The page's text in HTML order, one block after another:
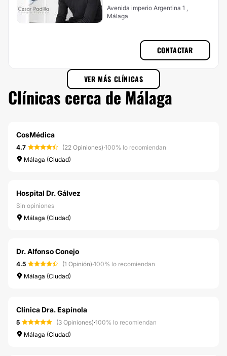
Avenida imperio Argentina 1 ,
Málaga
CONTACTAR
VER MÁS CLÍNICAS
Clínicas cerca de Málaga
CosMédica
4.7 (22 Opiniones)·100% lo recomiendan
Málaga (Ciudad)
Hospital Dr. Gálvez
Sin opiniones
Málaga (Ciudad)
Dr. Alfonso Conejo
4.5 (1 Opinión)·100% lo recomiendan
Málaga (Ciudad)
Clínica Dra. Espínola
5 (3 Opiniones)·100% lo recomiendan
Málaga (Ciudad)